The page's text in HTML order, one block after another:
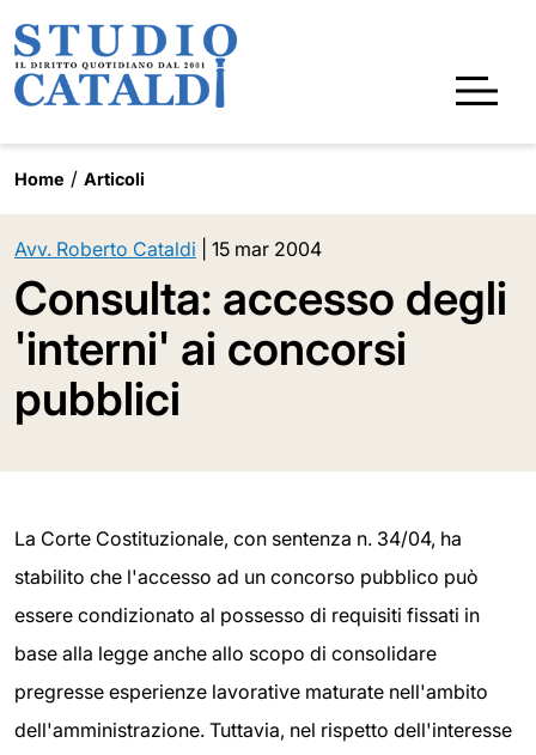
Home Articoli
Avv. Roberto Cataldi 15 mar 2004
Consulta: accesso degli
'interni' ai concorsi
pubblici
La Corte Costituzionale, con sentenza n. 34/04, ha
stabilito che l'accesso ad un concorso pubblico può
essere condizionato al possesso di requisiti fissati in
base alla legge anche allo scopo di consolidare
pregresse esperienze lavorative maturate nell'ambito
dell'amministrazione. Tuttavia, nel rispetto dell'interesse